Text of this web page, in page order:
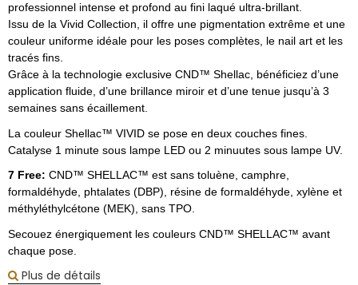
professionnel intense et profond au fini laqué ultra-brillant.
Issu de la Vivid Collection, il offre une pigmentation extrême et une
couleur uniforme idéale pour les poses complètes, le nail art et les
tracés fins.
Grâce à la technologie exclusive CND™ Shellac, bénéficiez d’une
application fluide, d’une brillance miroir et d’une tenue jusqu’à 3
semaines sans écaillement.
La couleur Shellac™ VIVID se pose en deux couches fines.
Catalyse 1 minute sous lampe LED ou 2 minuutes sous lampe UV.
7 Free: CND™ SHELLAC™ est sans toluène, camphre,
formaldéhyde, phtalates (DBP), résine de formaldéhyde, xylène et
méthyléthylcétone (MEK), sans TPO.
Secouez énergiquement les couleurs CND™ SHELLAC™ avant
chaque pose.
Plus de détails